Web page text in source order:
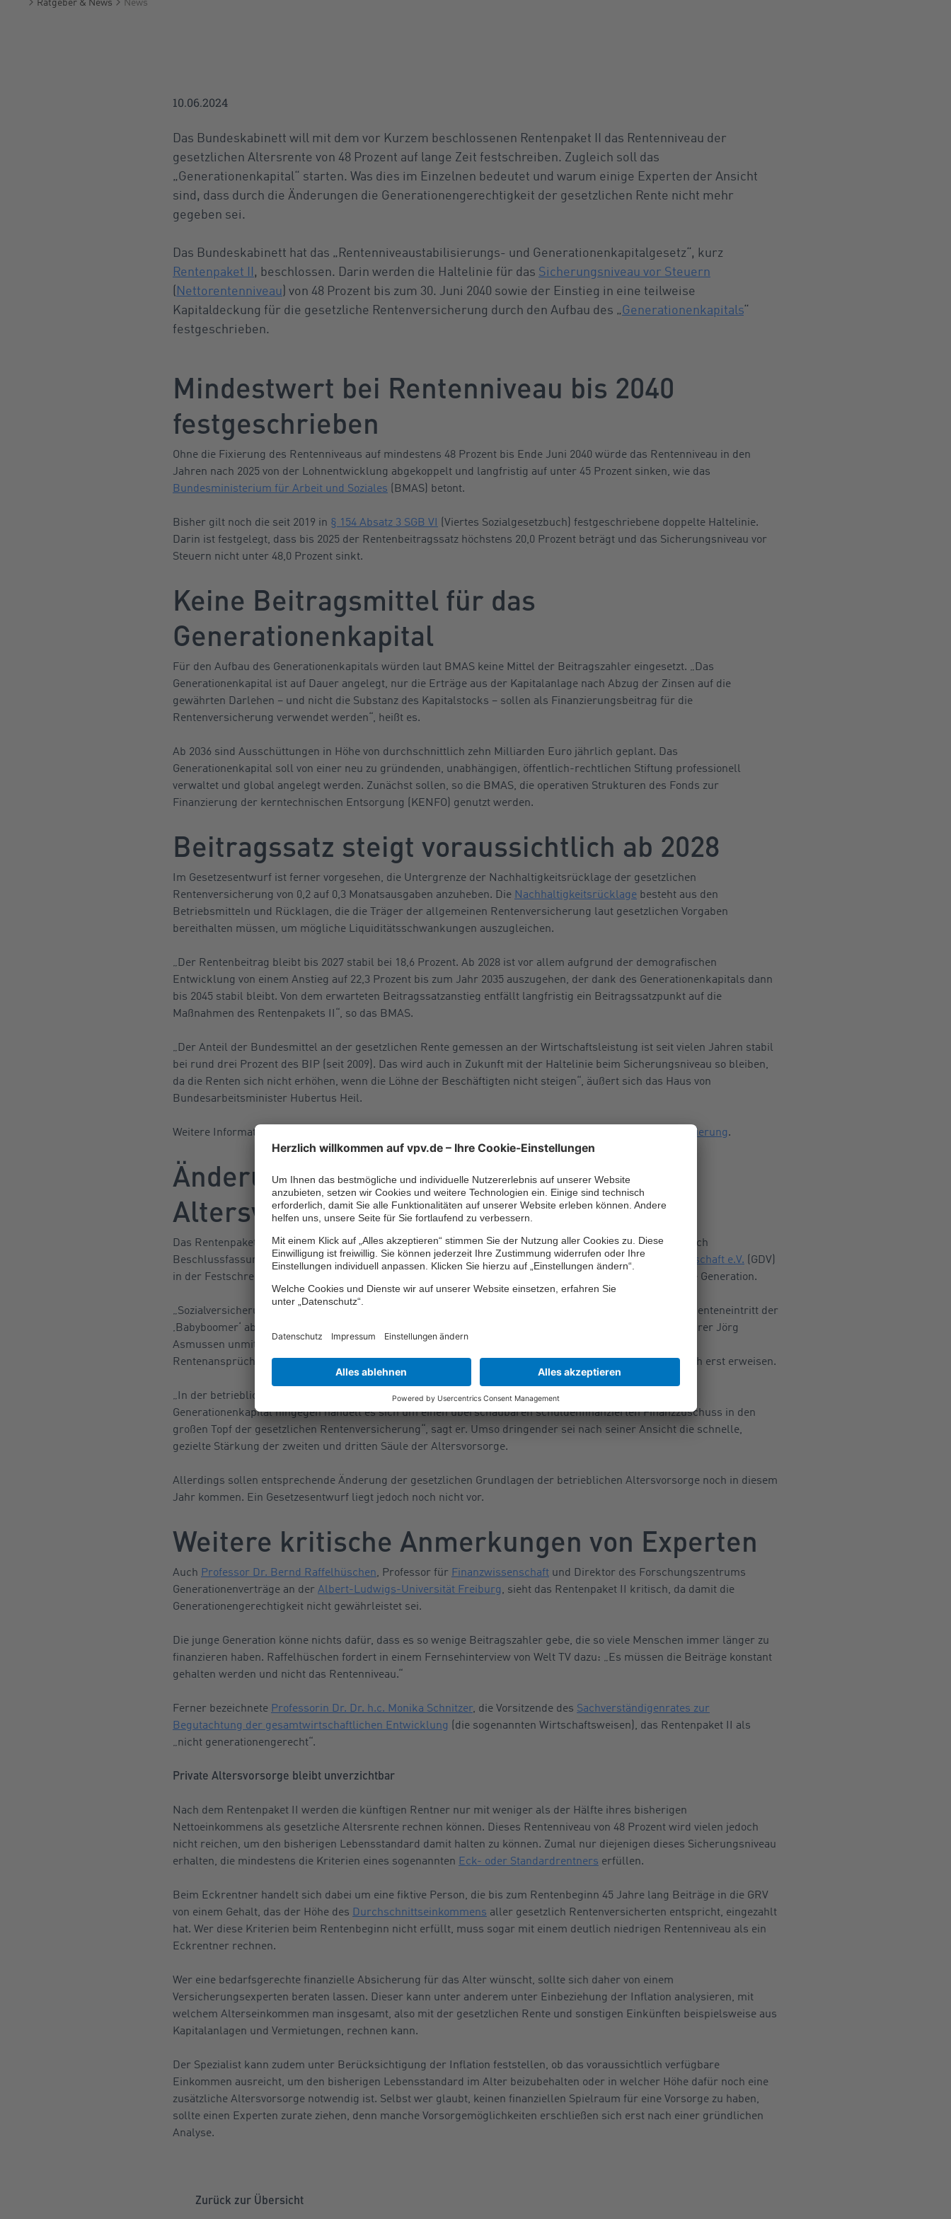
10.06.2024
Das Bundeskabinett will mit dem vor Kurzem beschlossenen Rentenpaket II das Rentenniveau der
gesetzlichen Altersrente von 48 Prozent auf lange Zeit festschreiben. Zugleich soll das
„Generationenkapital“ starten. Was dies im Einzelnen bedeutet und warum einige Experten der Ansicht
sind, dass durch die Änderungen die Generationengerechtigkeit der gesetzlichen Rente nicht mehr
gegeben sei.
Das Bundeskabinett hat das „Rentenniveaustabilisierungs- und Generationenkapitalgesetz“, kurz
Rentenpaket II, beschlossen. Darin werden die Haltelinie für das Sicherungsniveau vor Steuern
(Nettorentenniveau) von 48 Prozent bis zum 30. Juni 2040 sowie der Einstieg in eine teilweise
Kapitaldeckung für die gesetzliche Rentenversicherung durch den Aufbau des „Generationenkapitals“
festgeschrieben.
Mindestwert bei Rentenniveau bis 2040
festgeschrieben
Ohne die Fixierung des Rentenniveaus auf mindestens 48 Prozent bis Ende Juni 2040 würde das Rentenniveau in den
Jahren nach 2025 von der Lohnentwicklung abgekoppelt und langfristig auf unter 45 Prozent sinken, wie das
Bundesministerium für Arbeit und Soziales (BMAS) betont.
Bisher gilt noch die seit 2019 in § 154 Absatz 3 SGB VI (Viertes Sozialgesetzbuch) festgeschriebene doppelte Haltelinie.
Darin ist festgelegt, dass bis 2025 der Rentenbeitragssatz höchstens 20,0 Prozent beträgt und das Sicherungsniveau vor
Steuern nicht unter 48,0 Prozent sinkt.
Keine Beitragsmittel für das
Generationenkapital
Für den Aufbau des Generationenkapitals würden laut BMAS keine Mittel der Beitragszahler eingesetzt. „Das
Generationenkapital ist auf Dauer angelegt, nur die Erträge aus der Kapitalanlage nach Abzug der Zinsen auf die
gewährten Darlehen – und nicht die Substanz des Kapitalstocks – sollen als Finanzierungsbeitrag für die
Rentenversicherung verwendet werden“, heißt es.
Ab 2036 sind Ausschüttungen in Höhe von durchschnittlich zehn Milliarden Euro jährlich geplant. Das
Generationenkapital soll von einer neu zu gründenden, unabhängigen, öffentlich-rechtlichen Stiftung professionell
verwaltet und global angelegt werden. Zunächst sollen, so die BMAS, die operativen Strukturen des Fonds zur
Finanzierung der kerntechnischen Entsorgung (KENFO) genutzt werden.
Beitragssatz steigt voraussichtlich ab 2028
Im Gesetzesentwurf ist ferner vorgesehen, die Untergrenze der Nachhaltigkeitsrücklage der gesetzlichen
Rentenversicherung von 0,2 auf 0,3 Monatsausgaben anzuheben. Die Nachhaltigkeitsrücklage besteht aus den
Betriebsmitteln und Rücklagen, die die Träger der allgemeinen Rentenversicherung laut gesetzlichen Vorgaben
bereithalten müssen, um mögliche Liquiditätsschwankungen auszugleichen.
„Der Rentenbeitrag bleibt bis 2027 stabil bei 18,6 Prozent. Ab 2028 ist vor allem aufgrund der demografischen
Entwicklung von einem Anstieg auf 22,3 Prozent bis zum Jahr 2035 auszugehen, der dank des Generationenkapitals dann
bis 2045 stabil bleibt. Von dem erwarteten Beitragssatzanstieg entfällt langfristig ein Beitragssatzpunkt auf die
Maßnahmen des Rentenpakets II“, so das BMAS.
„Der Anteil der Bundesmittel an der gesetzlichen Rente gemessen an der Wirtschaftsleistung ist seit vielen Jahren stabil
bei rund drei Prozent des BIP (seit 2009). Das wird auch in Zukunft mit der Haltelinie beim Sicherungsniveau so bleiben,
da die Renten sich nicht erhöhen, wenn die Löhne der Beschäftigten nicht steigen“, äußert sich das Haus von
Bundesarbeitsminister Hubertus Heil.
Weitere Informationen zum Rentenpaket II finden sich in den Webauftritten der Bundesregierung.
Änderungen bei der betrieblichen
Altersvorsorge sind geplant
Das Rentenpaket II wurde bereits im Vorfeld von einigen Experten kritisch gesehen und wird nun auch nach
Beschlussfassung mit Skepsis betrachtet. So sieht derGesamtverband der Deutschen Versicherungswirtschaft e.V. (GDV)
in der Festschreibung des Rentenniveaus und der Fixierung auf 48 Prozent eine Belastung für die jüngere Generation.
„Sozialversicherungsabgaben und Steuern werden dadurch in den kommenden Jahren steigen. Um den Renteneintritt der
‚Babyboomer‘ abzufangen, kommt das Generationenkapital zu spät“, äußerte sich GDV-Hauptgeschäftsführer Jörg
Asmussen unmittelbar nach der Kabinettsentscheidung. Zwar sei die stärkere Kapitaldeckung künftiger
Rentenansprüche grundsätzlich sinnvoll. Ob das Generationenkapital dazu geeignet sei, müsse sich jedoch erst erweisen.
„In der betrieblichen oder privaten Altersvorsorge erwerben die Menschen individuelle Ansprüche. Beim
Generationenkapital hingegen handelt es sich um einen überschaubaren schuldenfinanzierten Finanzzuschuss in den
großen Topf der gesetzlichen Rentenversicherung“, sagt er. Umso dringender sei nach seiner Ansicht die schnelle,
gezielte Stärkung der zweiten und dritten Säule der Altersvorsorge.
Allerdings sollen entsprechende Änderung der gesetzlichen Grundlagen der betrieblichen Altersvorsorge noch in diesem
Jahr kommen. Ein Gesetzesentwurf liegt jedoch noch nicht vor.
Weitere kritische Anmerkungen von Experten
Auch Professor Dr. Bernd Raffelhüschen, Professor für Finanzwissenschaft und Direktor des Forschungszentrums
Generationenverträge an der Albert-Ludwigs-Universität Freiburg, sieht das Rentenpaket II kritisch, da damit die
Generationengerechtigkeit nicht gewährleistet sei.
Die junge Generation könne nichts dafür, dass es so wenige Beitragszahler gebe, die so viele Menschen immer länger zu
finanzieren haben. Raffelhüschen fordert in einem Fernsehinterview von Welt TV dazu: „Es müssen die Beiträge konstant
gehalten werden und nicht das Rentenniveau.“
Ferner bezeichnete Professorin Dr. Dr. h.c. Monika Schnitzer, die Vorsitzende des Sachverständigenrates zur
Begutachtung der gesamtwirtschaftlichen Entwicklung (die sogenannten Wirtschaftsweisen), das Rentenpaket II als
„nicht generationengerecht“.
Private Altersvorsorge bleibt unverzichtbar
Nach dem Rentenpaket II werden die künftigen Rentner nur mit weniger als der Hälfte ihres bisherigen
Nettoeinkommens als gesetzliche Altersrente rechnen können. Dieses Rentenniveau von 48 Prozent wird vielen jedoch
nicht reichen, um den bisherigen Lebensstandard damit halten zu können. Zumal nur diejenigen dieses Sicherungsniveau
erhalten, die mindestens die Kriterien eines sogenannten Eck- oder Standardrentners erfüllen.
Beim Eckrentner handelt sich dabei um eine fiktive Person, die bis zum Rentenbeginn 45 Jahre lang Beiträge in die GRV
von einem Gehalt, das der Höhe des Durchschnittseinkommens aller gesetzlich Rentenversicherten entspricht, eingezahlt
hat. Wer diese Kriterien beim Rentenbeginn nicht erfüllt, muss sogar mit einem deutlich niedrigen Rentenniveau als ein
Eckrentner rechnen.
Wer eine bedarfsgerechte finanzielle Absicherung für das Alter wünscht, sollte sich daher von einem
Versicherungsexperten beraten lassen. Dieser kann unter anderem unter Einbeziehung der Inflation analysieren, mit
welchem Alterseinkommen man insgesamt, also mit der gesetzlichen Rente und sonstigen Einkünften beispielsweise aus
Kapitalanlagen und Vermietungen, rechnen kann.
Der Spezialist kann zudem unter Berücksichtigung der Inflation feststellen, ob das voraussichtlich verfügbare
Einkommen ausreicht, um den bisherigen Lebensstandard im Alter beizubehalten oder in welcher Höhe dafür noch eine
zusätzliche Altersvorsorge notwendig ist. Selbst wer glaubt, keinen finanziellen Spielraum für eine Vorsorge zu haben,
sollte einen Experten zurate ziehen, denn manche Vorsorgemöglichkeiten erschließen sich erst nach einer gründlichen
Analyse.
Zurück zur Übersicht